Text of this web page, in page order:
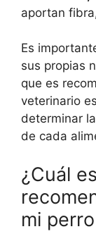
aportan
Es
sus propias
que es
veterinario
determinar
de cada
¿Cuál
mi